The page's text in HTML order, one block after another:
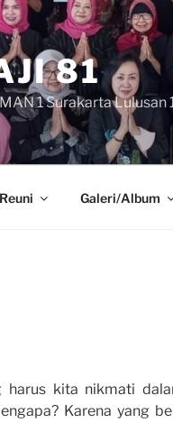
81
1 Surakarta Lulusan
Reuni Galeri/Album
harus kita nikmati
Karena yang